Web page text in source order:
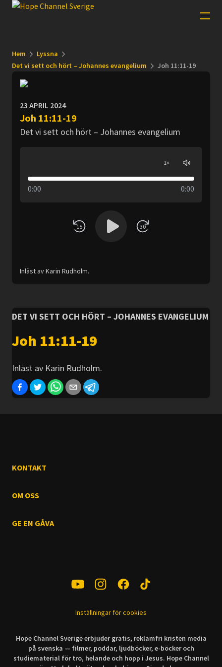
Hem
Lyssna
Det vi sett och hört – Johannes evangelium
Joh 11:11-19
23 APRIL 2024
Joh 11:11-19
Det vi sett och hört – Johannes evangelium
1×
0:00 0:00
15 30
Inläst av Karin Rudholm.
DET VI SETT OCH HÖRT – JOHANNES EVANGELIUM
Joh 11:11-19
Inläst av Karin Rudholm.
KONTAKT
OM OSS
GE EN GÅVA
Inställningar för cookies
Hope Channel Sverige erbjuder gratis, reklamfri kristen media
på svenska — filmer, poddar, ljudböcker, e-böcker och
studiematerial för tro, helande och hopp i Jesus. Hope Channel